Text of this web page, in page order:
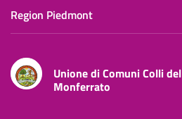
Region Piedmont
Unione di Comuni Colli del
Monferrato